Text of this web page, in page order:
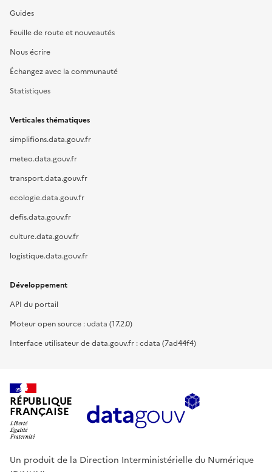
Guides
Feuille de route et nouveautés
Nous écrire
Échangez avec la communauté
Statistiques
Verticales thématiques
simplifions.data.gouv.fr
meteo.data.gouv.fr
transport.data.gouv.fr
ecologie.data.gouv.fr
defis.data.gouv.fr
culture.data.gouv.fr
logistique.data.gouv.fr
Développement
API du portail
Moteur open source : udata (17.2.0)
Interface utilisateur de data.gouv.fr : cdata (7ad44f4)
RÉPUBLIQUE
FRANÇAISE
Un produit de la Direction Interministérielle du Numérique